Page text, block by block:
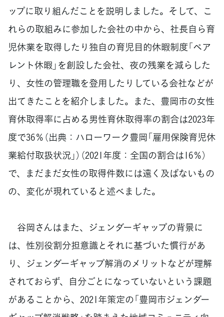
ップに取り組んだことを説明しました。そして、こ
れらの取組みに参加した会社の中から、社長自ら育
児休業を取得したり独自の育児目的休暇制度「ペア
レント休暇」を創設した会社、夜の残業を減らした
り、女性の管理職を登用したりしている会社などが
出てきたことを紹介しました。また、豊岡市の女性
育休取得率に占める男性育休取得率の割合は2023年
度で36％（出典：ハローワーク豊岡「雇用保険育児休
業給付取扱状況」）（2021年度：全国の割合は16％）
で、まだまだ女性の取得件数には遠く及ばないもの
の、変化が現れていると述べました。
谷岡さんはまた、ジェンダーギャップの背景に
は、性別役割分担意識とそれに基づいた慣行があ
り、ジェンダーギャップ解消のメリットなどが理解
されておらず、自分ごとになっていないという課題
があることから、2021年策定の「豊岡市ジェンダー